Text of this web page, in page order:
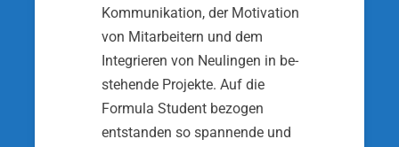
Kommunikation, der Motivation
von Mitar­beitern und dem
Integrieren von Neulingen in be­
stehende Projekte. Auf die
Formula Student bezogen
entstanden so spannende und